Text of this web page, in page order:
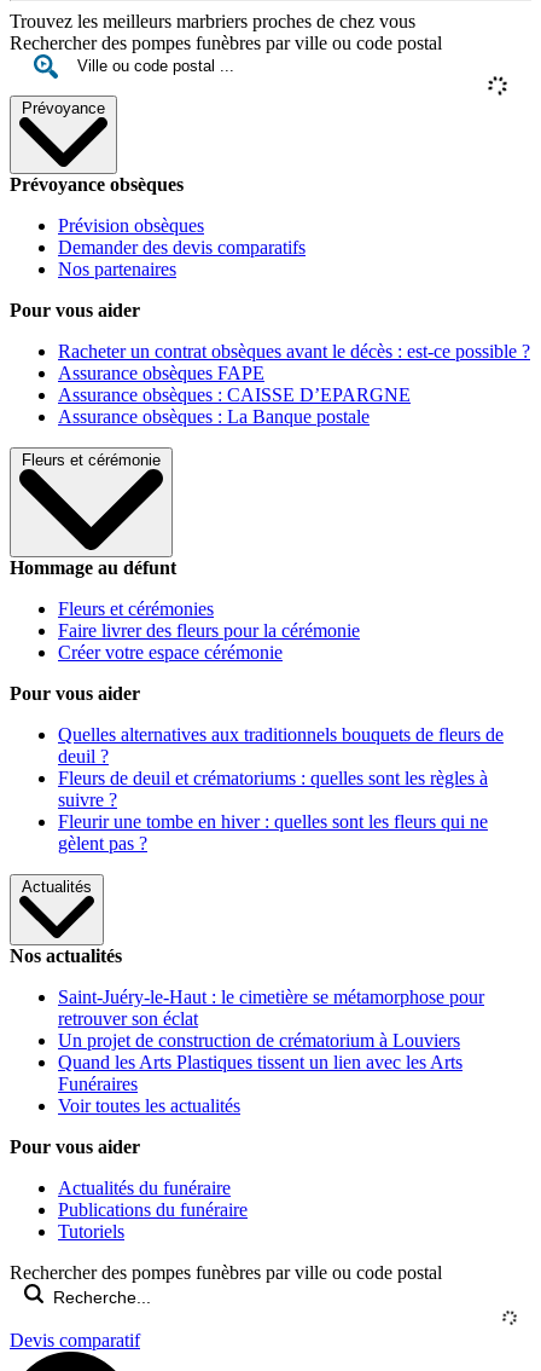
Trouvez les meilleurs marbriers proches de chez vous
Rechercher des pompes funèbres par ville ou code postal
Prévoyance
Prévoyance obsèques
Prévision obsèques
Demander des devis comparatifs
Nos partenaires
Pour vous aider
Racheter un contrat obsèques avant le décès : est-ce possible ?
Assurance obsèques FAPE
Assurance obsèques : CAISSE D’EPARGNE
Assurance obsèques : La Banque postale
Fleurs et cérémonie
Hommage au défunt
Fleurs et cérémonies
Faire livrer des fleurs pour la cérémonie
Créer votre espace cérémonie
Pour vous aider
Quelles alternatives aux traditionnels bouquets de fleurs de
deuil ?
Fleurs de deuil et crématoriums : quelles sont les règles à
suivre ?
Fleurir une tombe en hiver : quelles sont les fleurs qui ne
gèlent pas ?
Actualités
Nos actualités
Saint-Juéry-le-Haut : le cimetière se métamorphose pour
retrouver son éclat
Un projet de construction de crématorium à Louviers
Quand les Arts Plastiques tissent un lien avec les Arts
Funéraires
Voir toutes les actualités
Pour vous aider
Actualités du funéraire
Publications du funéraire
Tutoriels
Rechercher des pompes funèbres par ville ou code postal
Devis comparatif